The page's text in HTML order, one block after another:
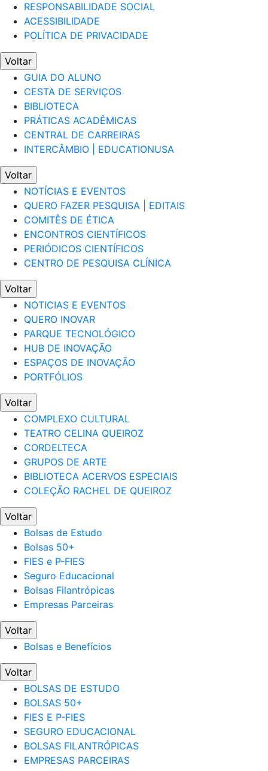
RESPONSABILIDADE SOCIAL
ACESSIBILIDADE
POLÍTICA DE PRIVACIDADE
Voltar
GUIA DO ALUNO
CESTA DE SERVIÇOS
BIBLIOTECA
PRÁTICAS ACADÊMICAS
CENTRAL DE CARREIRAS
INTERCÂMBIO | EDUCATIONUSA
Voltar
NOTÍCIAS E EVENTOS
QUERO FAZER PESQUISA | EDITAIS
COMITÊS DE ÉTICA
ENCONTROS CIENTÍFICOS
PERIÓDICOS CIENTÍFICOS
CENTRO DE PESQUISA CLÍNICA
Voltar
NOTICIAS E EVENTOS
QUERO INOVAR
PARQUE TECNOLÓGICO
HUB DE INOVAÇÃO
ESPAÇOS DE INOVAÇÃO
PORTFÓLIOS
Voltar
COMPLEXO CULTURAL
TEATRO CELINA QUEIROZ
CORDELTECA
GRUPOS DE ARTE
BIBLIOTECA ACERVOS ESPECIAIS
COLEÇÃO RACHEL DE QUEIROZ
Voltar
Bolsas de Estudo
Bolsas 50+
FIES e P-FIES
Seguro Educacional
Bolsas Filantrópicas
Empresas Parceiras
Voltar
Bolsas e Benefícios
Voltar
BOLSAS DE ESTUDO
BOLSAS 50+
FIES E P-FIES
SEGURO EDUCACIONAL
BOLSAS FILANTRÓPICAS
EMPRESAS PARCEIRAS